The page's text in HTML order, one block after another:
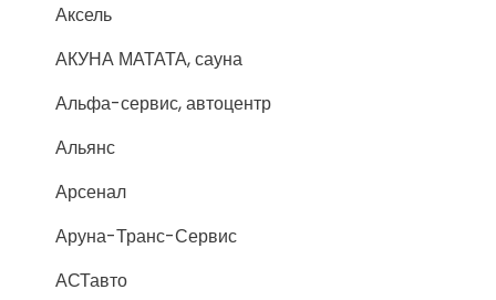
Аксель
АКУНА МАТАТА, сауна
Альфа-сервис, автоцентр
Альянс
Арсенал
Аруна-Транс-Сервис
АСТавто